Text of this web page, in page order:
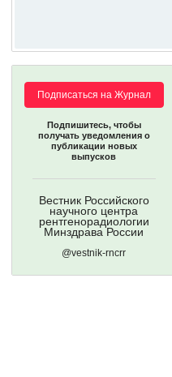
Подписаться на Журнал
Подпишитесь, чтобы
получать уведомления о
публикации новых
выпусков
Вестник Российского
научного центра
рентгенорадиологии
Минздрава России
@vestnik-rncrr